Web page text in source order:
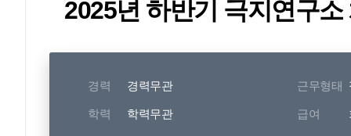
2025년 하반기 극지연구소
경력 경력무관 근무형태
학력 학력무관 급여